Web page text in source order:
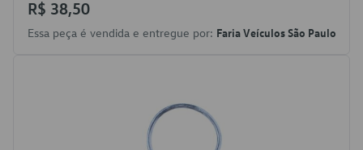
R$ 38,50
Essa peça é vendida e entregue por: Faria Veículos São Paulo